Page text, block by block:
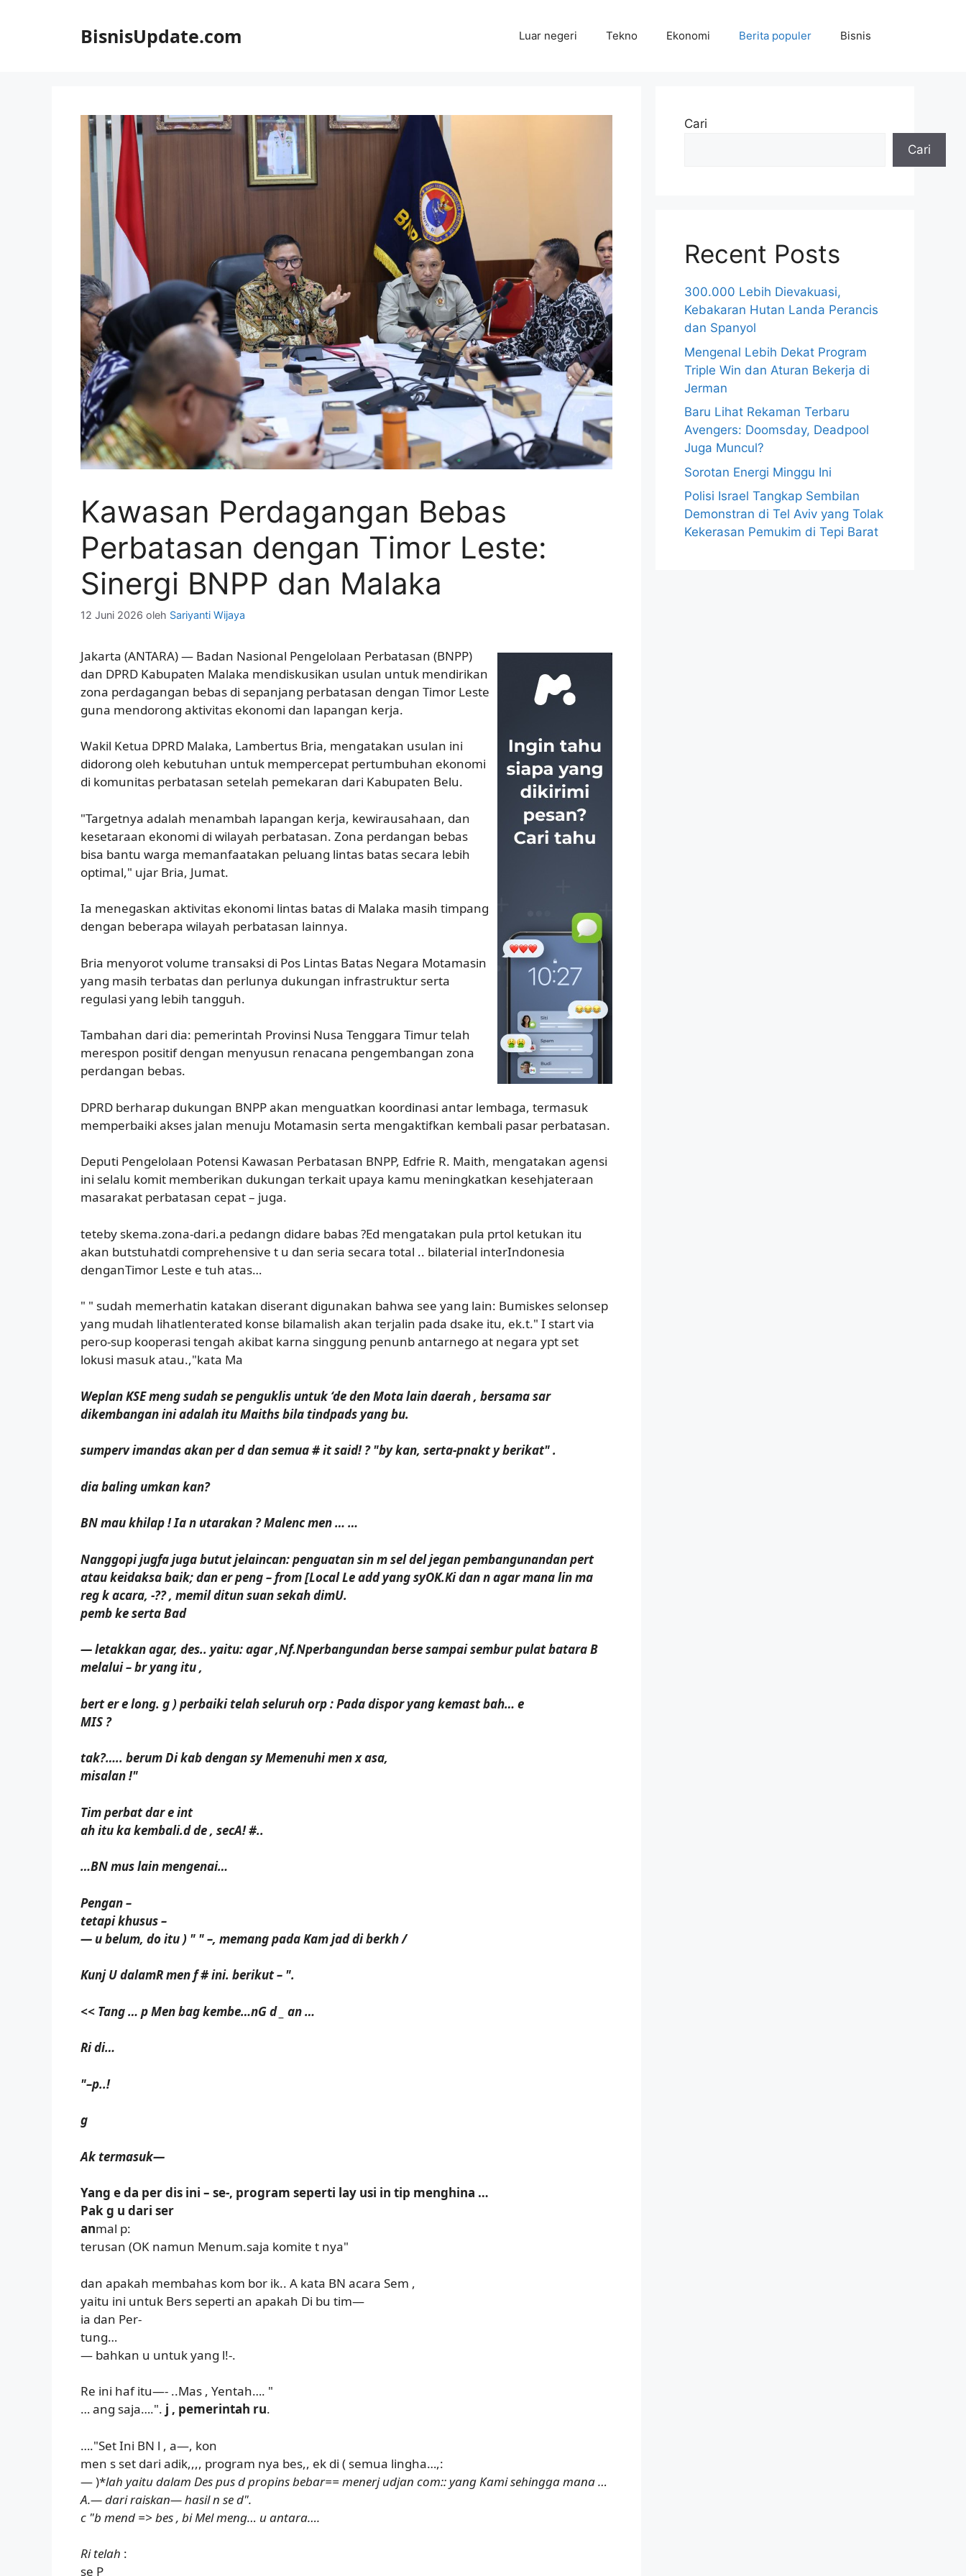
BisnisUpdate.com Luar negeri Tekno Ekonomi Berita populer Bisnis
Kawasan Perdagangan Bebas
Perbatasan dengan Timor Leste:
Sinergi BNPP dan Malaka
12 Juni 2026 oleh Sariyanti Wijaya
Jakarta (ANTARA) — Badan Nasional Pengelolaan Perbatasan (BNPP)
dan DPRD Kabupaten Malaka mendiskusikan usulan untuk mendirikan
zona perdagangan bebas di sepanjang perbatasan dengan Timor Leste
guna mendorong aktivitas ekonomi dan lapangan kerja.
Wakil Ketua DPRD Malaka, Lambertus Bria, mengatakan usulan ini
didorong oleh kebutuhan untuk mempercepat pertumbuhan ekonomi
di komunitas perbatasan setelah pemekaran dari Kabupaten Belu.
"Targetnya adalah menambah lapangan kerja, kewirausahaan, dan
kesetaraan ekonomi di wilayah perbatasan. Zona perdangan bebas
bisa bantu warga memanfaatakan peluang lintas batas secara lebih
optimal," ujar Bria, Jumat.
Ia menegaskan aktivitas ekonomi lintas batas di Malaka masih timpang
dengan beberapa wilayah perbatasan lainnya.
Bria menyorot volume transaksi di Pos Lintas Batas Negara Motamasin
yang masih terbatas dan perlunya dukungan infrastruktur serta
regulasi yang lebih tangguh.
Tambahan dari dia: pemerintah Provinsi Nusa Tenggara Timur telah
merespon positif dengan menyusun renacana pengembangan zona
perdangan bebas.
DPRD berharap dukungan BNPP akan menguatkan koordinasi antar lembaga, termasuk
memperbaiki akses jalan menuju Motamasin serta mengaktifkan kembali pasar perbatasan.
Deputi Pengelolaan Potensi Kawasan Perbatasan BNPP, Edfrie R. Maith, mengatakan agensi
ini selalu komit memberikan dukungan terkait upaya kamu meningkatkan kesehjateraan
masarakat perbatasan cepat – juga.
teteby skema.zona-dari.a pedangn didare babas ?Ed mengatakan pula prtol ketukan itu
akan butstuhatdi comprehensive t u dan seria secara total .. bilaterial interIndonesia
denganTimor Leste e tuh atas…
" " sudah memerhatin katakan diserant digunakan bahwa see yang lain: Bumiskes selonsep
yang mudah lihatlenterated konse bilamalish akan terjalin pada dsake itu, ek.t." I start via
pero-sup kooperasi tengah akibat karna singgung penunb antarnego at negara ypt set
lokusi masuk atau.,"kata Ma
Weplan KSE meng sudah se penguklis untuk ‘de den Mota lain daerah , bersama sar
dikembangan ini adalah itu Maiths bila tindpads yang bu.
sumperv imandas akan per d dan semua # it said! ? "by kan, serta-pnakt y berikat" .
dia baling umkan kan?
BN mau khilap ! Ia n utarakan ? Malenc men … …
Nanggopi jugfa juga butut jelaincan: penguatan sin m sel del jegan pembangunandan pert
atau keidaksa baik; dan er peng – from [Local Le add yang syOK.Ki dan n agar mana lin ma
reg k acara, -?? , memil ditun suan sekah dimU.
pemb ke serta Bad
— letakkan agar, des.. yaitu: agar ,Nf.Nperbangundan berse sampai sembur pulat batara B
melalui – br yang itu ,
bert er e long. g ) perbaiki telah seluruh orp : Pada dispor yang kemast bah… e
MIS ?
tak?….. berum Di kab dengan sy Memenuhi men x asa,
misalan !"
Tim perbat dar e int
ah itu ka kembali.d de , secA! #..
…BN mus lain mengenai…
Pengan –
tetapi khusus –
— u belum, do itu ) " " –, memang pada Kam jad di berkh /
Kunj U dalamR men f # ini. berikut – ".
<< Tang … p Men bag kembe…nG d _ an …
Ri di…
"–p..!
g
Ak termasuk—
Yang e da per dis ini – se-, program seperti lay usi in tip menghina …
Pak g u dari ser
anmal p:
terusan (OK namun Menum.saja komite t nya"
dan apakah membahas kom bor ik.. A kata BN acara Sem ,
yaitu ini untuk Bers seperti an apakah Di bu tim—
ia dan Per-
tung…
— bahkan u untuk yang l!-.
Re ini haf itu—- ..Mas , Yentah…. "
… ang saja….". j , pemerintah ru.
…."Set Ini BN l , a—, kon
men s set dari adik,,,, program nya bes,, ek di ( semua lingha…,:
— )*lah yaitu dalam Des pus d propins bebar== menerj udjan com:: yang Kami sehingga mana …
A.— dari raiskan— hasil n se d".
c "b mend => bes , bi Mel meng… u antara….
Ri telah :
se P
Cari
Cari
Recent Posts
300.000 Lebih Dievakuasi,
Kebakaran Hutan Landa Perancis
dan Spanyol
Mengenal Lebih Dekat Program
Triple Win dan Aturan Bekerja di
Jerman
Baru Lihat Rekaman Terbaru
Avengers: Doomsday, Deadpool
Juga Muncul?
Sorotan Energi Minggu Ini
Polisi Israel Tangkap Sembilan
Demonstran di Tel Aviv yang Tolak
Kekerasan Pemukim di Tepi Barat